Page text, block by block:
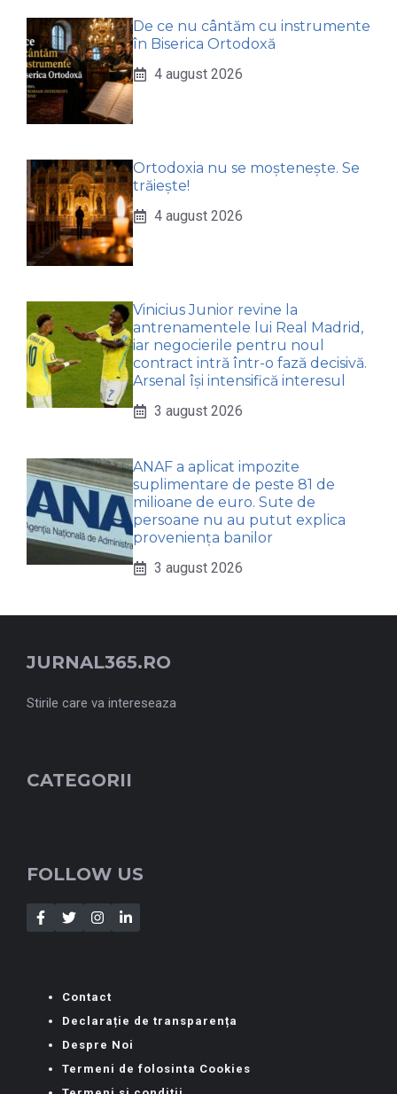
De ce nu cântăm cu instrumente
în Biserica Ortodoxă
4 august 2026
Ortodoxia nu se moștenește. Se
trăiește!
4 august 2026
Vinicius Junior revine la
antrenamentele lui Real Madrid,
iar negocierile pentru noul
contract intră într-o fază decisivă.
Arsenal își intensifică interesul
3 august 2026
ANAF a aplicat impozite
suplimentare de peste 81 de
milioane de euro. Sute de
persoane nu au putut explica
proveniența banilor
3 august 2026
JURNAL365.RO
Stirile care va intereseaza
CATEGORII
FOLLOW US
Contact
Declarație de transparența
Despre Noi
Termeni de folosinta Cookies